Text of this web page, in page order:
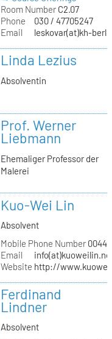
Room NumberC2.07
Phone
030 / 47705247
Email
leskovar(at)kh-
Linda Lezius
Absolventin
Prof. Werner
Liebmann
Ehemaliger Professor der
Malerei
Kuo-Wei Lin
Absolvent
Mobile Phone Number0044
Email
Website http://
Ferdinand
Lindner
Absolvent